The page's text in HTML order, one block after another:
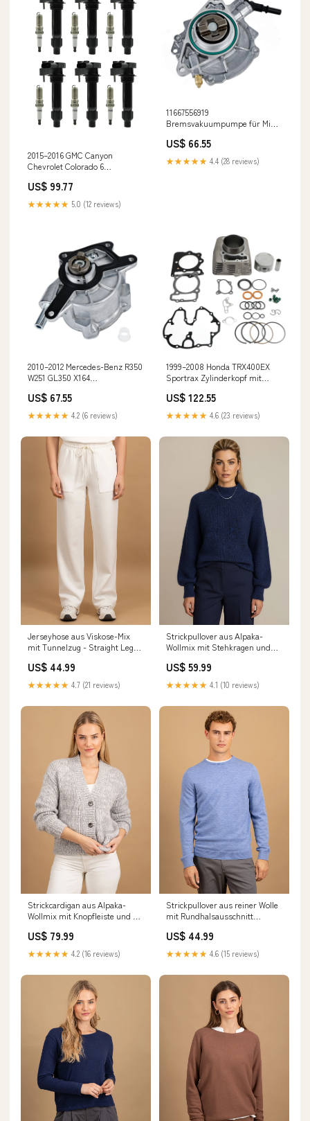
2015–2016 GMC Canyon
Chevrolet Colorado 6
12590990 Fedex Express GUZZI
Headlight
US$ 99.77
★★★★★ 5.0 (12 reviews)
11667556919
Bremsvakuumpumpe für Mini
& JCW Bennche
US$ 66.55
★★★★★ 4.4 (28 reviews)
2010–2012 Mercedes-Benz R350
W251 GL350 X164
A6422300165 Kawasaki Seat
Cowl
US$ 67.55
★★★★★ 4.2 (6 reviews)
1999–2008 Honda TRX400EX
Sportrax Zylinderkopf mit
Generators
US$ 122.55
★★★★★ 4.6 (23 reviews)
Jerseyhose aus Viskose-Mix
mit Tunnelzug - Straight Leg
US$ 44.99
★★★★★ 4.7 (21 reviews)
Strickpullover aus Alpaka-
Wollmix mit Stehkragen und
US$ 59.99
★★★★★ 4.1 (10 reviews)
Strickcardigan aus Alpaka-
Wollmix mit Knopfleiste und V-
US$ 79.99
★★★★★ 4.2 (16 reviews)
Strickpullover aus reiner Wolle
mit Rundhalsausschnitt
US$ 44.99
★★★★★ 4.6 (15 reviews)